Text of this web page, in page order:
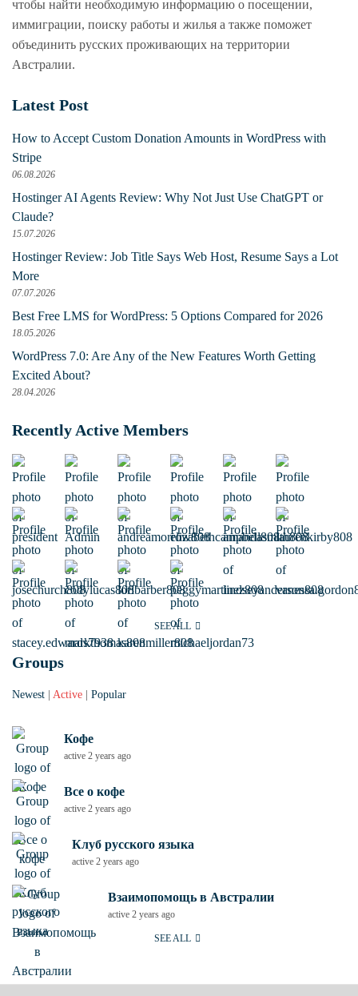
чтобы найти необходимую информацию о посещении,
иммиграции, поиску работы и жилья а также поможет
объединить русских проживающих на территории
Австралии.
Latest Post
How to Accept Custom Donation Amounts in WordPress with
Stripe
06.08.2026
Hostinger AI Agents Review: Why Not Just Use ChatGPT or
Claude?
15.07.2026
Hostinger Review: Job Title Says Web Host, Resume Says a Lot
More
07.07.2026
Best Free LMS for WordPress: 5 Options Compared for 2026
18.05.2026
WordPress 7.0: Are Any of the New Features Worth Getting
Excited About?
28.04.2026
Recently Active Members
SEE ALL
Groups
Newest Active Popular
Кофе
active 2 years ago
Все о кофе
active 2 years ago
Клуб русского языка
active 2 years ago
Взаимопомощь в Австралии
active 2 years ago
SEE ALL